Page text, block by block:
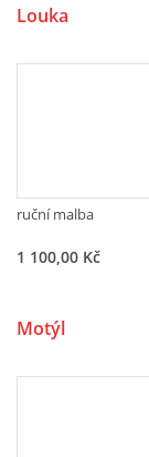
Louka
ruční malba
1 100,00 Kč
Motýl